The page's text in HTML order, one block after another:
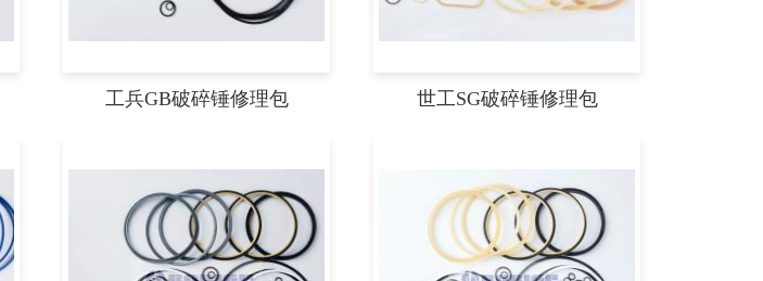
工兵GB破碎锤修理包 世工SG破碎锤修理包